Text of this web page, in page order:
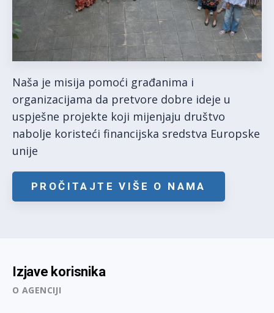
Naša je misija pomoći građanima i
organizacijama da pretvore dobre ideje u
uspješne projekte koji mijenjaju društvo
nabolje koristeći financijska sredstva Europske
unije
PROČITAJTE VIŠE O NAMA
Izjave korisnika
O AGENCIJI